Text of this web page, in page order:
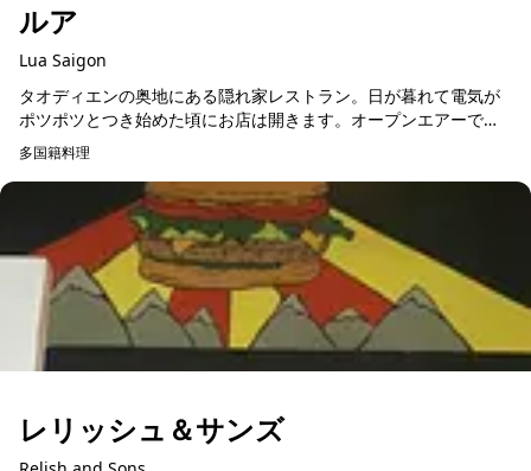
ルア
Lua Saigon
タオディエンの奥地にある隠れ家レストラン。日が暮れて電気が
ポツポツとつき始めた頃にお店は開きます。オープンエアーで席
数はわずか。 ワインは世界各国を歩いた、日本人ソムリエが説明
してくれます。 ...
多国籍料理
レリッシュ＆サンズ